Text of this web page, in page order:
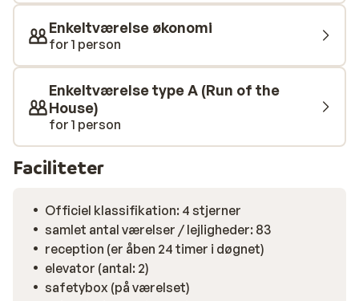
Enkeltværelse økonomi
for 1 person
Enkeltværelse type A (Run of the
House)
for 1 person
Faciliteter
Officiel klassifikation: 4 stjerner
samlet antal værelser / lejligheder: 83
reception (er åben 24 timer i døgnet)
elevator (antal: 2)
safetybox (på værelset)